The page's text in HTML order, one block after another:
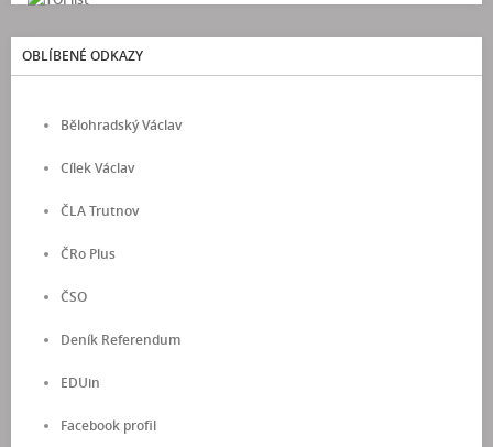
OBLÍBENÉ ODKAZY
Bělohradský Václav
Cílek Václav
ČLA Trutnov
ČRo Plus
ČSO
Deník Referendum
EDUin
Facebook profil